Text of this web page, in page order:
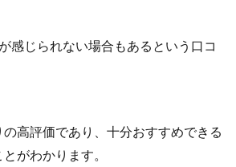
感じられない場合もあるという口コ
高評価であり、十分おすすめできる
がわかります。